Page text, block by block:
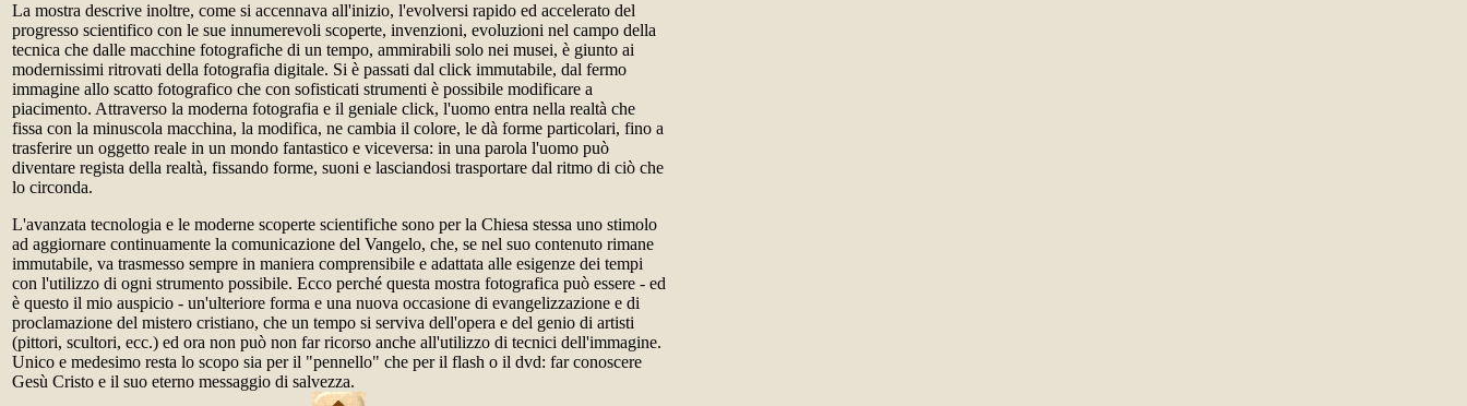
La mostra descrive inoltre, come si accennava all'inizio, l'evolversi rapido ed accelerato del
progresso scientifico con le sue innumerevoli scoperte, invenzioni, evoluzioni nel campo della
tecnica che dalle macchine fotografiche di un tempo, ammirabili solo nei musei, è giunto ai
modernissimi ritrovati della fotografia digitale. Si è passati dal click immutabile, dal fermo
immagine allo scatto fotografico che con sofisticati strumenti è possibile modificare a
piacimento. Attraverso la moderna fotografia e il geniale click, l'uomo entra nella realtà che
fissa con la minuscola macchina, la modifica, ne cambia il colore, le dà forme particolari, fino a
trasferire un oggetto reale in un mondo fantastico e viceversa: in una parola l'uomo può
diventare regista della realtà, fissando forme, suoni e lasciandosi trasportare dal ritmo di ciò che
lo circonda.
L'avanzata tecnologia e le moderne scoperte scientifiche sono per la Chiesa stessa uno stimolo
ad aggiornare continuamente la comunicazione del Vangelo, che, se nel suo contenuto rimane
immutabile, va trasmesso sempre in maniera comprensibile e adattata alle esigenze dei tempi
con l'utilizzo di ogni strumento possibile. Ecco perché questa mostra fotografica può essere - ed
è questo il mio auspicio - un'ulteriore forma e una nuova occasione di evangelizzazione e di
proclamazione del mistero cristiano, che un tempo si serviva dell'opera e del genio di artisti
(pittori, scultori, ecc.) ed ora non può non far ricorso anche all'utilizzo di tecnici dell'immagine.
Unico e medesimo resta lo scopo sia per il "pennello" che per il flash o il dvd: far conoscere
Gesù Cristo e il suo eterno messaggio di salvezza.